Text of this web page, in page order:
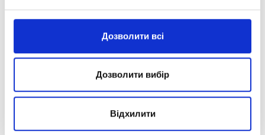
Дозволити всі
Дозволити вибір
Відхилити